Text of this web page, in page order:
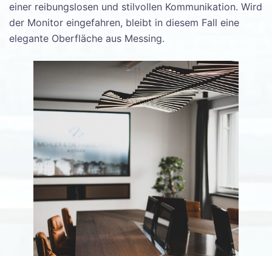
einer reibungslosen und stilvollen Kommunikation. Wird
der Monitor eingefahren, bleibt in diesem Fall eine
elegante Oberfläche aus Messing.